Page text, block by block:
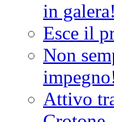
in galera!
Esce il
Non
Attivo